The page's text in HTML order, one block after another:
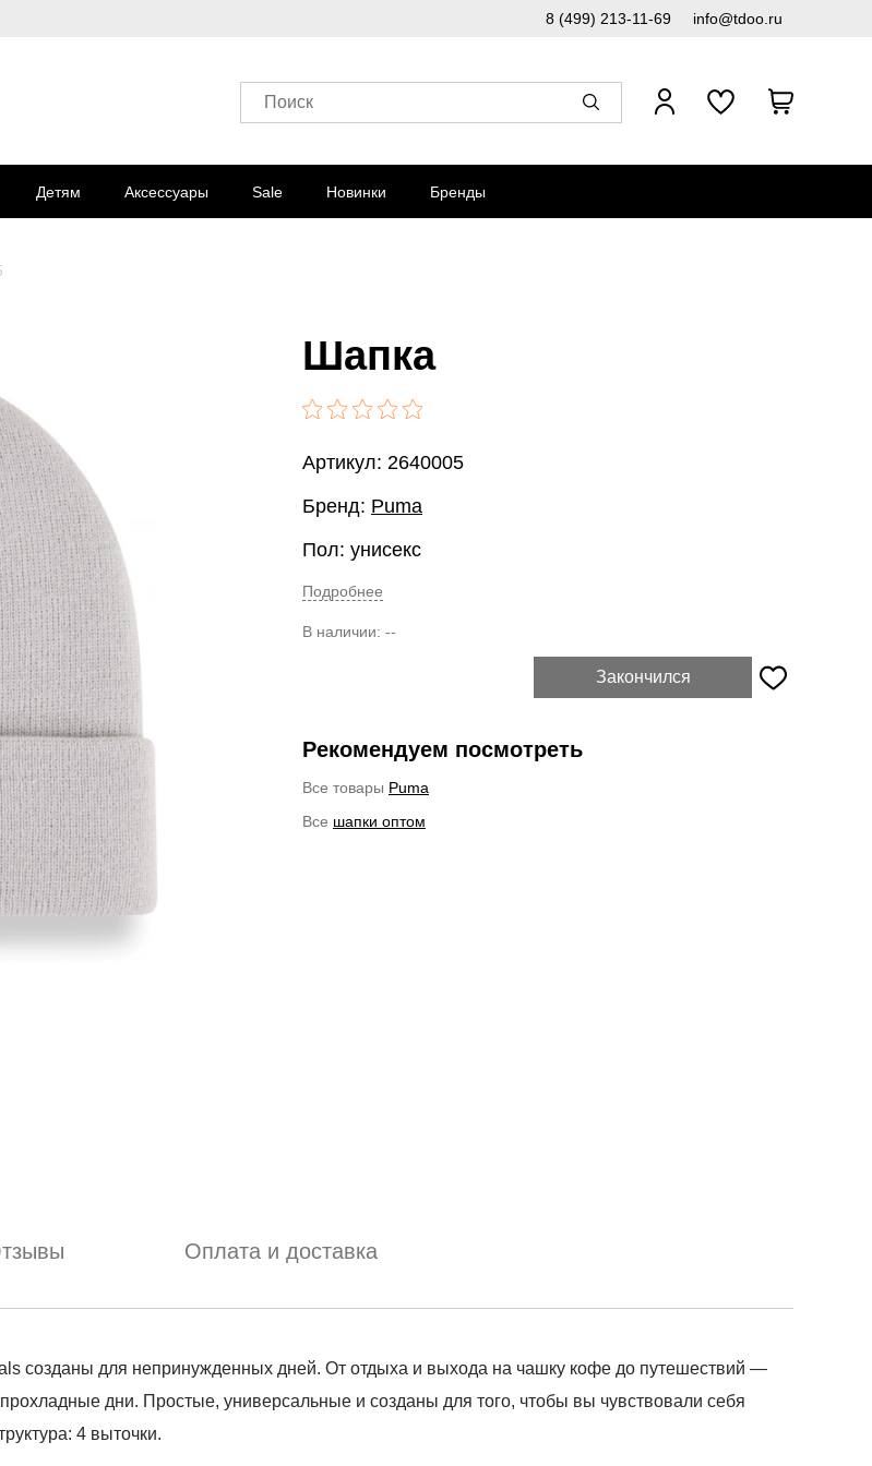
8 (499) 213-11-69 info@tdoo.ru
Поиск
Детям Аксессуары Sale Новинки Бренды
Шапка
Артикул: 2640005
Бренд: Puma
Пол: унисекс
Подробнее
В наличии: --
Закончился
Рекомендуем посмотреть
Все товары Puma
Все шапки оптом
Оплата и доставка
созданы для непринужденных дней. От отдыха и выхода на чашку кофе до путешествий —
дни. Простые, универсальные и созданы для того, чтобы вы чувствовали себя
4 выточки.